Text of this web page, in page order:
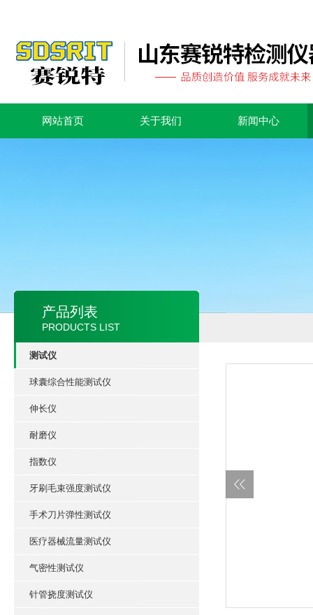
网站首页 关于我们 新闻中心
产品列表
PRODUCTS LIST
测试仪
球囊综合性能测试仪
伸长仪
耐磨仪
指数仪
牙刷毛束强度测试仪
手术刀片弹性测试仪
医疗器械流量测试仪
气密性测试仪
针管挠度测试仪